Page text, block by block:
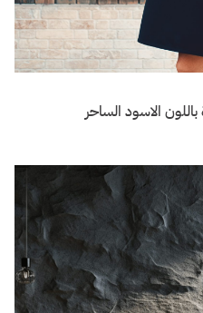
الاسود الساحر